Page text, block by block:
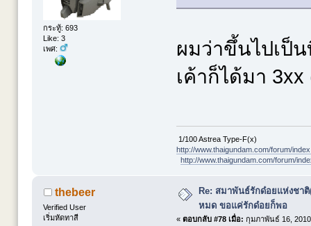
กระทู้: 693
Like: 3
เพศ:
ผมว่าขึ้นไปเป็น
เค้าก็ได้มา
1/100 Astrea Type-F(x)
http://www.thaigundam.com/forum/
http://www.thaigundam.com/forum/
thebeer
Verified User
เริ่มหัดทาสี
Re: สมาพันธ์รักด๋อยแห่งชา
หมด ขอแค่รักด๋อยก็พอ
« ตอบกลับ #78 เมื่อ: กุมภาพันธ์ 16,